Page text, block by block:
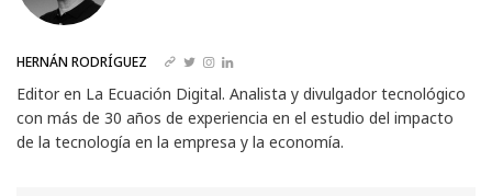
HERNÁN RODRÍGUEZ
Editor en La Ecuación Digital. Analista y divulgador tecnológico
con más de 30 años de experiencia en el estudio del impacto
de la tecnología en la empresa y la economía.